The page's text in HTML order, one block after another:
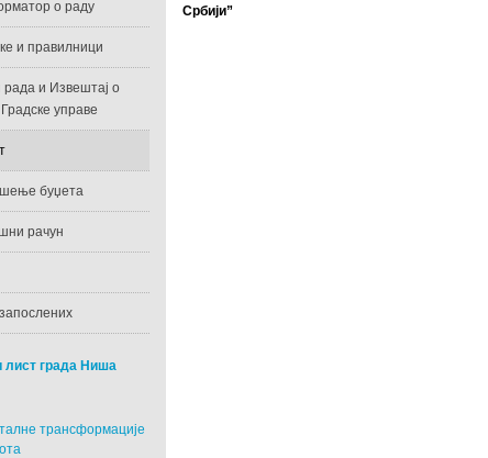
Србији”
о раду
и правилници
рада и Извештај о
управе
буџета
рачун
града Ниша
трансформације